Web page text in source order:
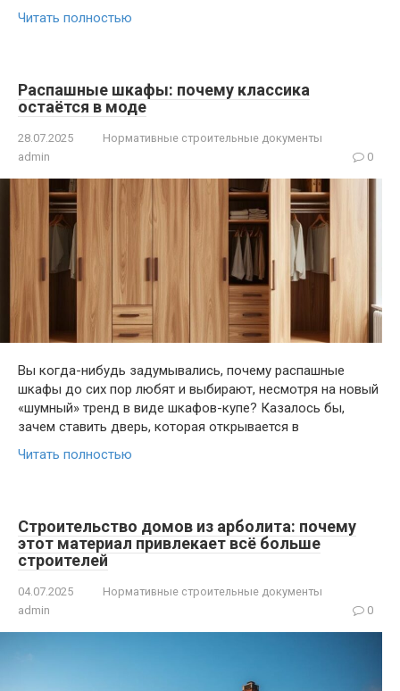
Читать полностью
Распашные шкафы: почему классика
остаётся в моде
28.07.2025
Нормативные строительные документы
admin
0
Вы когда-нибудь задумывались, почему распашные
шкафы до сих пор любят и выбирают, несмотря на новый
«шумный» тренд в виде шкафов-купе? Казалось бы,
зачем ставить дверь, которая открывается в
Читать полностью
Строительство домов из арболита: почему
этот материал привлекает всё больше
строителей
04.07.2025
Нормативные строительные документы
admin
0